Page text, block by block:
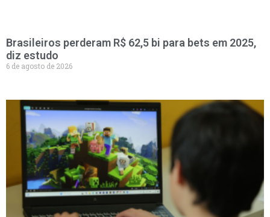
Brasileiros perderam R$ 62,5 bi para bets em 2025,
diz estudo
6 de agosto de 2026